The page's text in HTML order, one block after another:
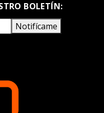
BOLETÍN:
Notifícame